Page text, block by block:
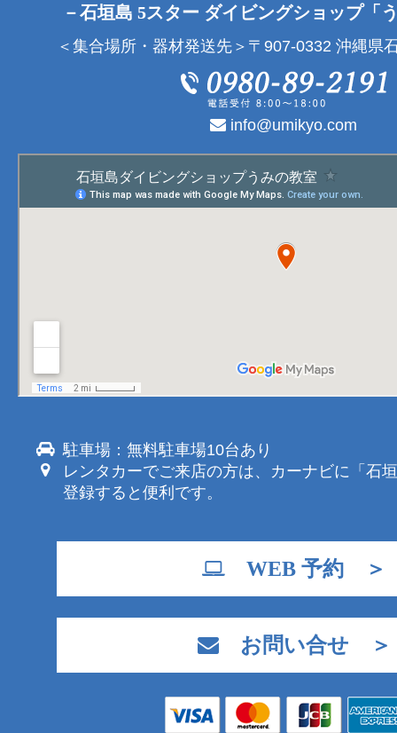
－石垣島 5スター ダイビングショップ「
＜集合場所・器材発送先＞〒907-0332 沖縄県
info@umikyo.com
駐車場：無料駐車場10台あり
レンタカーでご来店の方は、カーナビに「石
登録すると便利です。
WEB 予約 ＞
お問い合せ ＞